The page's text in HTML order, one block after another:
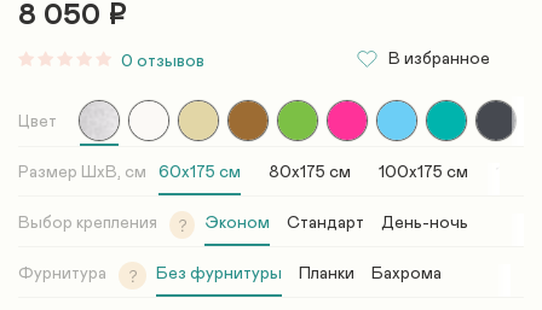
8 050 Р
0 отзывов В избранное
Цвет
Размер ШxВ, см 60х175 см 80х175 см 100х175 см
Выбор крепления Эконом Стандарт День-ночь
Фурнитура Без фурнитуры Планки Бахрома